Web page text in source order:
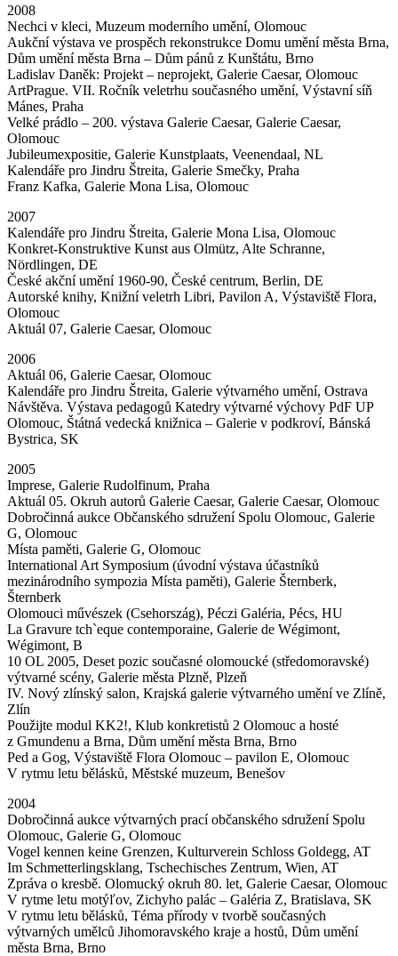
2008
Nechci v kleci, Muzeum moderního umění, Olomouc
Aukční výstava ve prospěch rekonstrukce Domu umění města Brna,
Dům umění města Brna – Dům pánů z Kunštátu, Brno
Ladislav Daněk: Projekt – neprojekt, Galerie Caesar, Olomouc
ArtPrague. VII. Ročník veletrhu současného umění, Výstavní síň
Mánes, Praha
Velké prádlo – 200. výstava Galerie Caesar, Galerie Caesar,
Olomouc
Jubileumexpositie, Galerie Kunstplaats, Veenendaal, NL
Kalendáře pro Jindru Štreita, Galerie Smečky, Praha
Franz Kafka, Galerie Mona Lisa, Olomouc
2007
Kalendáře pro Jindru Štreita, Galerie Mona Lisa, Olomouc
Konkret-Konstruktive Kunst aus Olmütz, Alte Schranne,
Nördlingen, DE
České akční umění 1960-90, České centrum, Berlin, DE
Autorské knihy, Knižní veletrh Libri, Pavilon A, Výstaviště Flora,
Olomouc
Aktuál 07, Galerie Caesar, Olomouc
2006
Aktuál 06, Galerie Caesar, Olomouc
Kalendáře pro Jindru Štreita, Galerie výtvarného umění, Ostrava
Návštěva. Výstava pedagogů Katedry výtvarné výchovy PdF UP
Olomouc, Štátná vedecká knižnica – Galerie v podkroví, Bánská
Bystrica, SK
2005
Imprese, Galerie Rudolfinum, Praha
Aktuál 05. Okruh autorů Galerie Caesar, Galerie Caesar, Olomouc
Dobročinná aukce Občanského sdružení Spolu Olomouc, Galerie
G, Olomouc
Místa paměti, Galerie G, Olomouc
International Art Symposium (úvodní výstava účastníků
mezinárodního sympozia Místa paměti), Galerie Šternberk,
Šternberk
Olomouci művészek (Csehország), Péczi Galéria, Pécs, HU
La Gravure tch`eque contemporaine, Galerie de Wégimont,
Wégimont, B
10 OL 2005, Deset pozic současné olomoucké (středomoravské)
výtvarné scény, Galerie města Plzně, Plzeň
IV. Nový zlínský salon, Krajská galerie výtvarného umění ve Zlíně,
Zlín
Použijte modul KK2!, Klub konkretistů 2 Olomouc a hosté
z Gmundenu a Brna, Dům umění města Brna, Brno
Ped a Gog, Výstaviště Flora Olomouc – pavilon E, Olomouc
V rytmu letu bělásků, Městské muzeum, Benešov
2004
Dobročinná aukce výtvarných prací občanského sdružení Spolu
Olomouc, Galerie G, Olomouc
Vogel kennen keine Grenzen, Kulturverein Schloss Goldegg, AT
Im Schmetterlingsklang, Tschechisches Zentrum, Wien, AT
Zpráva o kresbě. Olomucký okruh 80. let, Galerie Caesar, Olomouc
V rytme letu motýľov, Zichyho palác – Galéria Z, Bratislava, SK
V rytmu letu bělásků, Téma přírody v tvorbě současných
výtvarných umělců Jihomoravského kraje a hostů, Dům umění
města Brna, Brno